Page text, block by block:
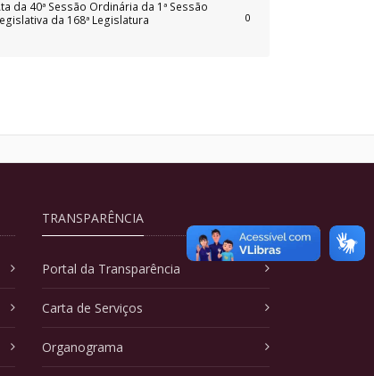
da 40ª Sessão Ordinária da 1ª Sessão
da 168ª Legislatura
0
TRANSPARÊNCIA
Portal da Transparência
Carta de Serviços
Organograma